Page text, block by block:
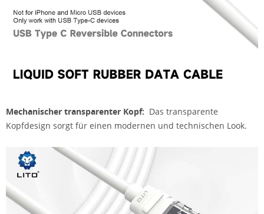
Mechanischer transparenter Kopf: Das transparente
Kopfdesign sorgt für einen modernen und technischen Look.